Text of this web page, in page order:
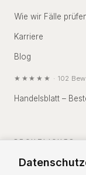
Wie wir Fälle
Karriere
Blog
★★★★★ · 102
Handelsblatt –
RECHTLICHES
Impressum